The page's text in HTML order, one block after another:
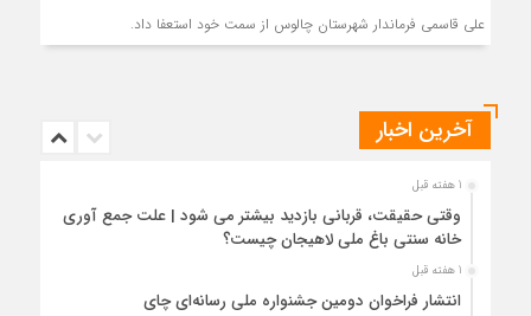
علی قاسمی فرماندار شهرستان چالوس از سمت خود استعفا داد.
آخرین اخبار
1 هفته قبل
وقتی حقیقت، قربانی بازدید بیشتر می شود | علت جمع آوری
خانه سنتی باغ ملی لاهیجان چیست؟
1 هفته قبل
انتشار فراخوان دومین جشنواره ملی رسانه‌ای چای